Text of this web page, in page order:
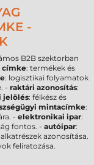
-
B2B szektorban
címke: termékek és
: logisztikai folyamatok
- raktári azonosítás:
jelölés: félkész és
mintacímke:
- elektronikai ipar:
fontos. - autóipar:
azonosítása.
feliratozása.